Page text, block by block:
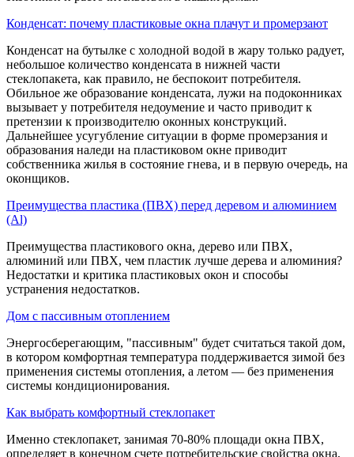
Конденсат: почему пластиковые окна плачут и промерзают
Конденсат на бутылке с холодной водой в жару только радует,
небольшое количество конденсата в нижней части
стеклопакета, как правило, не беспокоит потребителя.
Обильное же образование конденсата, лужи на подоконниках
вызывает у потребителя недоумение и часто приводит к
претензии к производителю оконных конструкций.
Дальнейшее усугубление ситуации в форме промерзания и
образования наледи на пластиковом окне приводит
собственника жилья в состояние гнева, и в первую очередь, на
оконщиков.
Преимущества пластика (ПВХ) перед деревом и алюминием
(Al)
Преимущества пластикового окна, дерево или ПВХ,
алюминий или ПВХ, чем пластик лучше дерева и алюминия?
Недостатки и критика пластиковых окон и способы
устранения недостатков.
Дом с пассивным отоплением
Энергосберегающим, "пассивным" будет считаться такой дом,
в котором комфортная температура поддерживается зимой без
применения системы отопления, а летом — без применения
системы кондиционирования.
Как выбрать комфортный стеклопакет
Именно стеклопакет, занимая 70-80% площади окна ПВХ,
определяет в конечном счете потребительские свойства окна,